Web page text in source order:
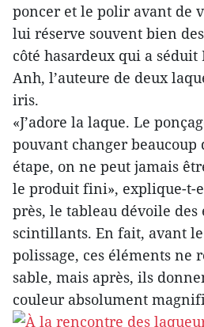
poncer et le polir avant de
lui réserve souvent bien des
côté hasardeux qui a séduit
Anh, l’auteure de deux
iris.
«J’adore la laque. Le
pouvant changer beaucoup
étape, on ne peut jamais
le produit fini», explique-t-
près, le tableau dévoile
scintillants. En fait, avant
polissage, ces éléments ne
sable, mais après, ils
couleur absolument